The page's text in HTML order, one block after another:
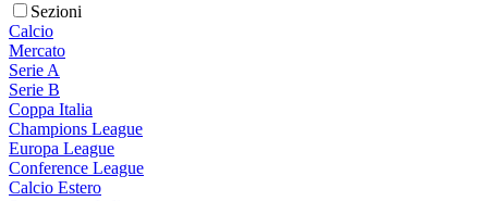
Sezioni
Calcio
Mercato
Serie A
Serie B
Coppa Italia
Champions League
Europa League
Conference League
Calcio Estero